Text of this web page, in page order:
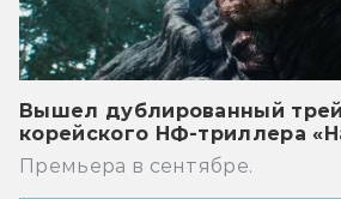
Вышел дублированный
корейского НФ-триллера
Премьера в сентябре.